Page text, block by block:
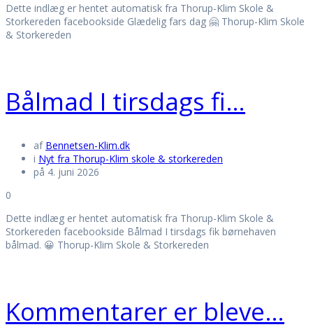
Dette indlæg er hentet automatisk fra Thorup-Klim Skole &
Storkereden facebookside Glædelig fars dag 🤗 Thorup-Klim Skole
& Storkereden
Bålmad I tirsdags fi…
af Bennetsen-Klim.dk
i Nyt fra Thorup-Klim skole & storkereden
på 4. juni 2026
0
Dette indlæg er hentet automatisk fra Thorup-Klim Skole &
Storkereden facebookside Bålmad I tirsdags fik børnehaven
bålmad. 😀 Thorup-Klim Skole & Storkereden
Kommentarer er bleve…